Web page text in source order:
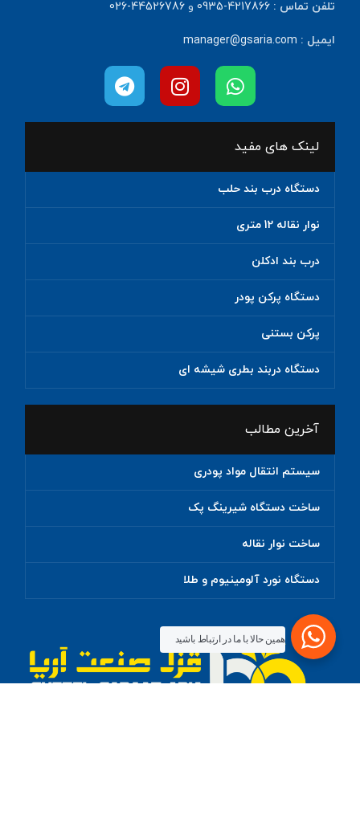
تلفن تماس : 4217866-0935 و 44526786-026
ایمیل : manager@gsaria.com
لینک های مفید
دستگاه درب بند حلب
نوار نقاله 12 متری
درب بند ادکلن
دستگاه پرکن پودر
پرکن بستنی
دستگاه دربند بطری شیشه ای
آخرین مطالب
سیستم انتقال مواد پودری
ساخت دستگاه شیرینگ پک
ساخت نوار نقاله
دستگاه نورد آلومینیوم و طلا
همین حالا با ما در ارتباط باشید